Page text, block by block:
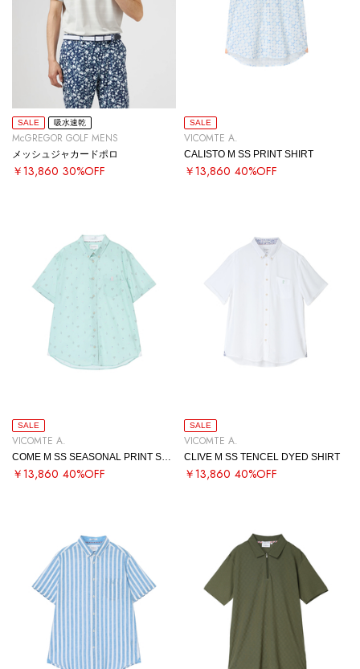
SALE 吸水速乾
McGREGOR GOLF MENS
メッシュジャカードポロ
￥13,860 30%OFF
SALE
VICOMTE A.
CALISTO M SS PRINT SHIRT
￥13,860 40%OFF
SALE
VICOMTE A.
￥13,860 40%OFF
SALE
VICOMTE A.
CLIVE M SS TENCEL DYED SHIRT
￥13,860 40%OFF